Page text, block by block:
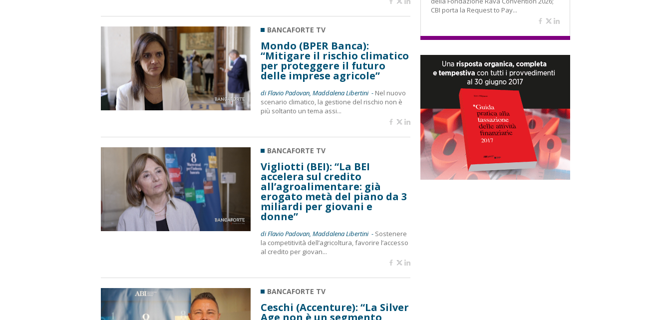
BANCAFORTE TV
Mondo (BPER Banca):
“Mitigare il rischio climatico
per proteggere il futuro
delle imprese agricole”
di Flavio Padovan, Maddalena Libertini - Nel nuovo
scenario climatico, la gestione del rischio non è
più soltanto un tema assi...
BANCAFORTE TV
Vigliotti (BEI): “La BEI
accelera sul credito
all’agroalimentare: già
erogato metà del piano da 3
miliardi per giovani e
donne”
di Flavio Padovan, Maddalena Libertini - Sostenere
la competitività dell’agricoltura, favorire l’accesso
al credito per giovan...
BANCAFORTE TV
Ceschi (Accenture): “La Silver
Age non è un segmento
CBI porta la Request to Pay...